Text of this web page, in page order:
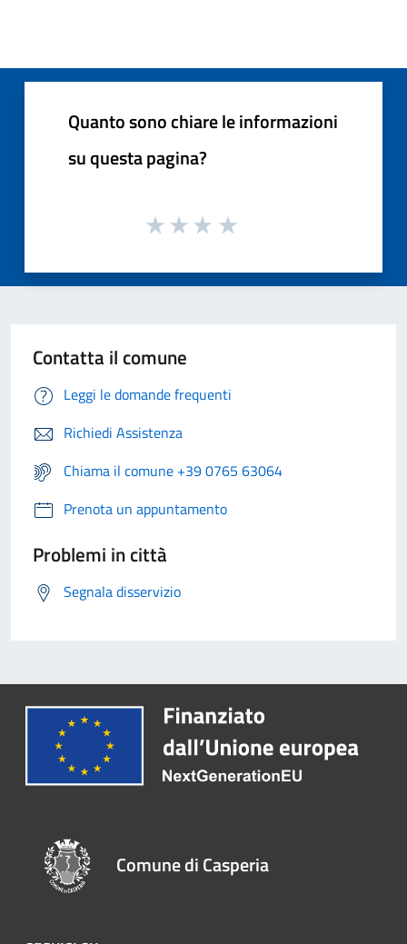
Quanto sono chiare le informazioni
su questa pagina?
Contatta il comune
Leggi le domande frequenti
Richiedi Assistenza
Chiama il comune +39 0765 63064
Prenota un appuntamento
Problemi in città
Segnala disservizio
Comune di Casperia